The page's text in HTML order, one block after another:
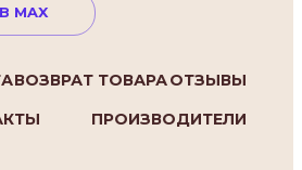
MAX
ВОЗВРАТ ТОВАРАОТЗЫВЫ
ПРОИЗВОДИТЕЛИ